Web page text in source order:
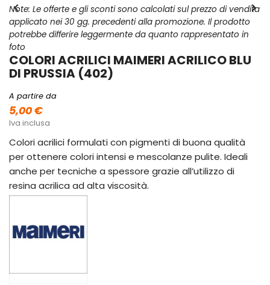
 
Note: Le offerte e gli sconti sono calcolati sul prezzo di vendita
applicato nei 30 gg. precedenti alla promozione. Il prodotto
potrebbe differire leggermente da quanto rappresentato in
foto
COLORI ACRILICI MAIMERI ACRILICO BLU
DI PRUSSIA (402)
A partire da
5,00 €
Iva inclusa
Colori acrilici formulati con pigmenti di buona qualità
per ottenere colori intensi e mescolanze pulite. Ideali
anche per tecniche a spessore grazie all’utilizzo di
resina acrilica ad alta viscosità.